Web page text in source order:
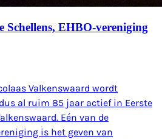
Schellens, EHBO-vereniging
Valkenswaard wordt
al ruim 85 jaar actief in Eerste
Eén van de
is het geven van